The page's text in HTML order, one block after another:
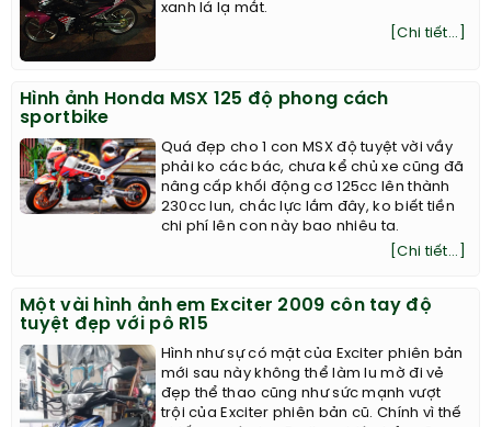
xanh lá lạ mắt.​
[Chi tiết...]
Hình ảnh Honda MSX 125 độ phong cách
sportbike
Quá đẹp cho 1 con MSX độ tuyệt vời vầy
phải ko các bác, chưa kể chủ xe cũng đã
nâng cấp khối động cơ 125cc lên thành
230cc lun, chắc lực lắm đây, ko biết tiền
chi phí lên con này bao nhiêu ta.
[Chi tiết...]
Một vài hình ảnh em Exciter 2009 côn tay độ
tuyệt đẹp với pô R15
Hình như sự có mặt của Exciter phiên bản
mới sau này không thể làm lu mờ đi vẻ
đẹp thể thao cũng như sức mạnh vượt
trội của Exciter phiên bản cũ. Chính vì thế